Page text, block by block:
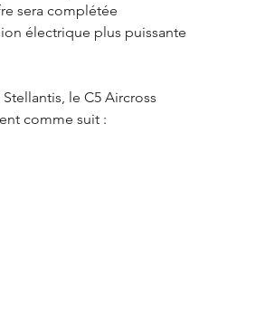
sera complétée
électrique plus puissante
le C5 Aircross
comme suit :